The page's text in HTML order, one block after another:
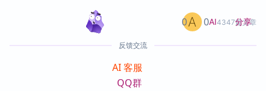
AI4347篇文章
0 0 分享
反馈交流
AI 客服
QQ群